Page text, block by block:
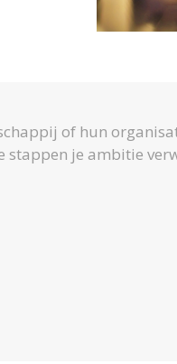
of hun
stappen je ambitie